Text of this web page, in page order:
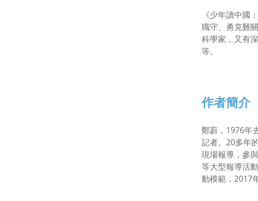
《少年讀中國
職守、勇克難
科學家，又有
等。
作者簡介
鄭蔚，1976年
記者。20多年
現場報導，參
等大型報導活
動模範，2017